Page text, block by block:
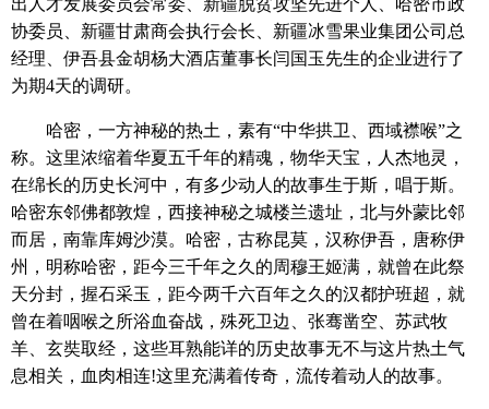
出人才发展委员会常委、新疆脱贫攻坚先进个人、哈密市政
协委员、新疆甘肃商会执行会长、新疆冰雪果业集团公司总
经理、伊吾县金胡杨大酒店董事长闫国玉先生的企业进行了
为期4天的调研。
哈密，一方神秘的热土，素有“中华拱卫、西域襟喉”之
称。这里浓缩着华夏五千年的精魂，物华天宝，人杰地灵，
在绵长的历史长河中，有多少动人的故事生于斯，唱于斯。
哈密东邻佛都敦煌，西接神秘之城楼兰遗址，北与外蒙比邻
而居，南靠库姆沙漠。哈密，古称昆莫，汉称伊吾，唐称伊
州，明称哈密，距今三千年之久的周穆王姬满，就曾在此祭
天分封，握石采玉，距今两千六百年之久的汉都护班超，就
曾在着咽喉之所浴血奋战，殊死卫边、张骞凿空、苏武牧
羊、玄奘取经，这些耳熟能详的历史故事无不与这片热土气
息相关，血肉相连!这里充满着传奇，流传着动人的故事。